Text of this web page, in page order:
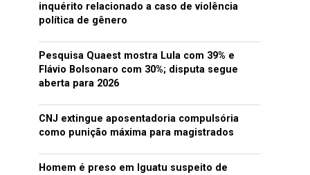
inquérito relacionado a caso de violência
política de gênero
Pesquisa Quaest mostra Lula com 39% e
Flávio Bolsonaro com 30%; disputa segue
aberta para 2026
CNJ extingue aposentadoria compulsória
como punição máxima para magistrados
Homem é preso em Iguatu suspeito de